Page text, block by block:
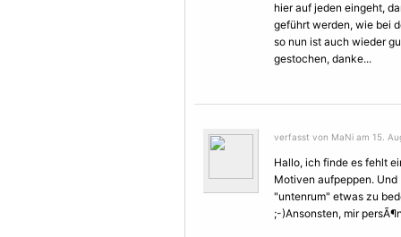
hier auf jeden eingeht,
geführt werden, wie bei
so nun ist auch wieder
gestochen, danke...
verfasst von MaNi am 15.
Hallo, ich finde es fehlt
Motiven aufpeppen.
"untenrum" etwas zu
;-)Ansonsten, mir